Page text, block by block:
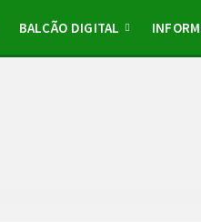
BALCÃO DIGITAL